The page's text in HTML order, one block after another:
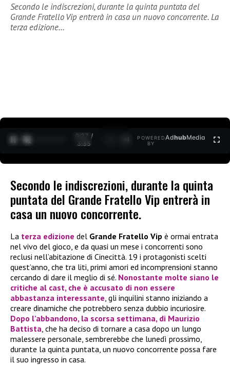
Secondo le indiscrezioni, durante la quinta puntata del
Grande Fratello Vip entrerà in casa un nuovo concorrente. La
terza edizione…
0:27 /
3:35
POWERED
BY
AdhubMedia
Secondo le indiscrezioni, durante la quinta
puntata del Grande Fratello Vip entrerà in
casa un nuovo concorrente.
La terza edizione del Grande Fratello Vip è ormai entrata
nel vivo del gioco, e da quasi un mese i concorrenti sono
reclusi nell’abitazione di Cinecittà. 19 i protagonisti scelti
quest’anno, che tra liti, primi amori ed incomprensioni stanno
cercando di dare il meglio di sé. Nonostante molte siano le
critiche al cast, che è accusato di non essere
abbastanza interessante , gli inquilini stanno iniziando a
creare dinamiche che potrebbero senza dubbio incuriosire.
Dopo l’abbandono, la scorsa settimana, di Maurizio
Battista , che ha deciso di tornare a casa dopo un lungo
malessere personale, sembrerebbe che lunedì prossimo,
durante la quinta puntata, un nuovo concorrente possa fare
il suo ingresso in casa.